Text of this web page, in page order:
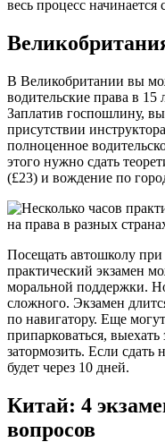
весь процесс начинается
В Великобритании вы
водительские права в 15
Заплатив госпошлину,
присутствии
полноценное
этого нужно сдать
(£23) и вождение по
Посещать автошколу при
практический экзамен
моральной поддержки.
сложного. Экзамен
по навигатору. Еще
припарковаться,
затормозить. Если сдать
будет через 10 дней.
Китай: 4
вопросов